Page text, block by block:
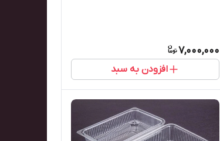
7,000,000
افزودن به سبد